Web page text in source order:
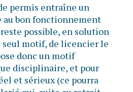
permis entraîne un
bon fonctionnement
possible, en solution
motif, de licencier le
donc un motif
disciplinaire, et pour
et sérieux (ce pourra